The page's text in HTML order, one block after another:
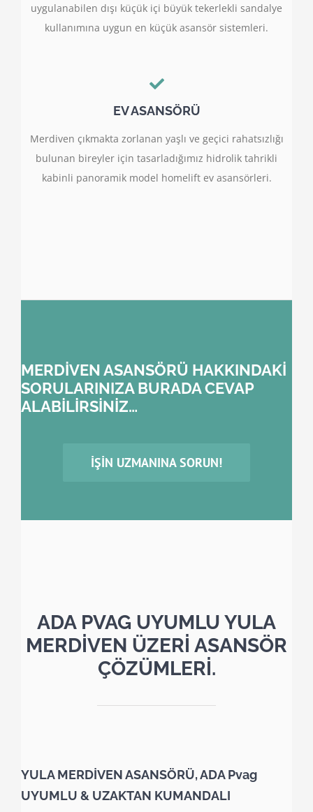
uygulanabilen dışı küçük içi büyük tekerlekli sandalye
kullanımına uygun en küçük asansör sistemleri.
EV ASANSÖRÜ
Merdiven çıkmakta zorlanan yaşlı ve geçici rahatsızlığı
bulunan bireyler için tasarladığımız hidrolik tahrikli
kabinli panoramik model homelift ev asansörleri.
MERDİVEN ASANSÖRÜ HAKKINDAKİ
SORULARINIZA BURADA CEVAP
ALABİLİRSİNİZ…
İŞIN UZMANINA SORUN!
ADA PVAG UYUMLU YULA
MERDİVEN ÜZERİ ASANSÖR
ÇÖZÜMLERİ.
YULA MERDİVEN ASANSÖRÜ, ADA Pvag
UYUMLU & UZAKTAN KUMANDALI